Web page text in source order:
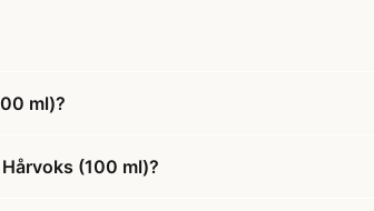
ml)?
(100 ml)?